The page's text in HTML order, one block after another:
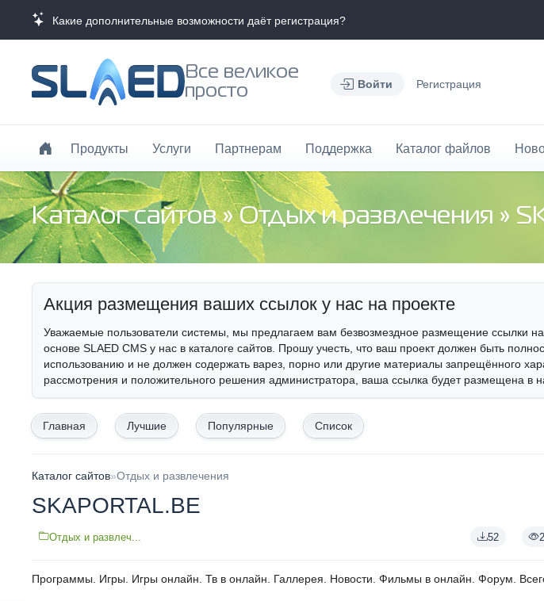
Какие дополнительные возможности даёт регистрация?
Все великое
просто
Войти Регистрация
Продукты Услуги Партнерам Поддержка Каталог файлов
Каталог сайтов»Отдых и развлечения »
Акция размещения ваших ссылок у нас на проекте
Уважаемые пользователи системы, мы предлагаем вам безвозмездное размещение ссылки
основе SLAED CMS у нас в каталоге сайтов. Прошу учесть, что ваш проект должен быть
использованию и не должен содержать варез, порно или другие материалы запрещённого
рассмотрения и положительного решения администратора, ваша ссылка будет размещена в
Главная Лучшие Популярные Список
Каталог сайтов»Отдых и развлечения
SKAPORTAL.BE
52
Отдых и развлеч...
Программы. Игры. Игры онлайн. Тв в онлайн. Галлерея. Новости. Фильмы в онлайн. Форум.